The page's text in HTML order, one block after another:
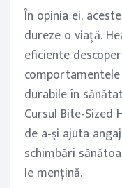
În opinia ei,
dureze o viaţă.
eficiente
durabile în
Cursul Bite-
de a-şi ajuta
schimbări
le menţină.